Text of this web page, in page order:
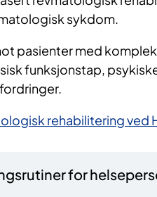
sykdom.
pasienter med
funksjonstap,
rehabilitering ved
for